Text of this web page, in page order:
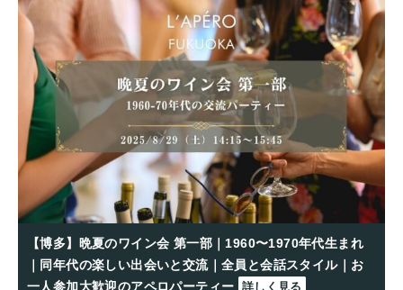
【博多】晩夏のワイン会 第一部｜1960〜1970年代生まれ
｜同年代の楽しい出会いと交流｜全員と会話スタイル｜お
一人参加大歓迎のアペロパーティー 詳しく見る